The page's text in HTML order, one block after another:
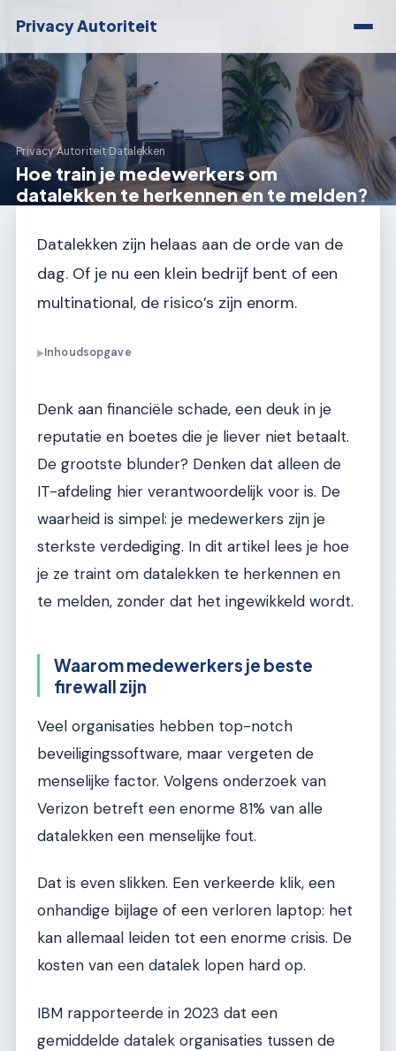
Privacy Autoriteit
Privacy Autoriteit›Datalekken
Hoe train je medewerkers om
datalekken te herkennen en te melden?
Datalekken zijn helaas aan de orde van de
dag. Of je nu een klein bedrijf bent of een
multinational, de risico’s zijn enorm.
▶Inhoudsopgave
Denk aan financiële schade, een deuk in je
reputatie en boetes die je liever niet betaalt.
De grootste blunder? Denken dat alleen de
IT-afdeling hier verantwoordelijk voor is. De
waarheid is simpel: je medewerkers zijn je
sterkste verdediging. In dit artikel lees je hoe
je ze traint om datalekken te herkennen en
te melden, zonder dat het ingewikkeld wordt.
Waarom medewerkers je beste
firewall zijn
Veel organisaties hebben top-notch
beveiligingssoftware, maar vergeten de
menselijke factor. Volgens onderzoek van
Verizon betreft een enorme 81% van alle
datalekken een menselijke fout.
Dat is even slikken. Een verkeerde klik, een
onhandige bijlage of een verloren laptop: het
kan allemaal leiden tot een enorme crisis. De
kosten van een datalek lopen hard op.
IBM rapporteerde in 2023 dat een
gemiddelde datalek organisaties tussen de